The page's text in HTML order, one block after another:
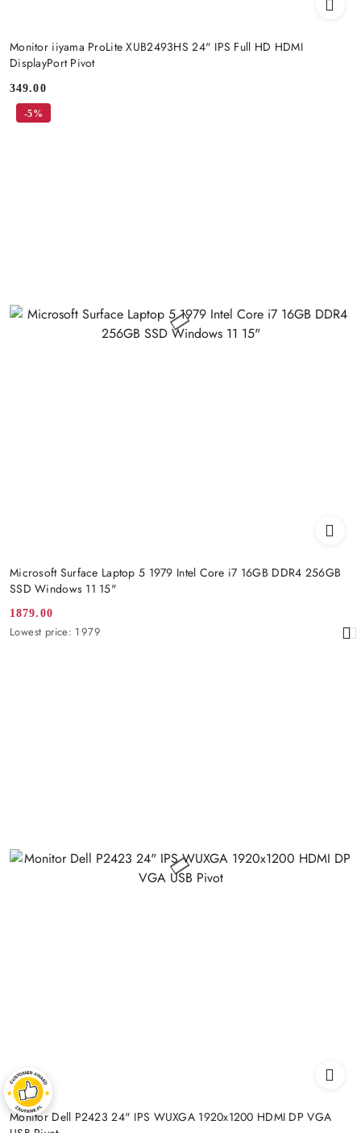
Monitor iiyama ProLite XUB2493HS 24" IPS Full HD HDMI
DisplayPort Pivot
Price:
349.00
Microsoft Surface Laptop 5 1979 Intel Core i7 16GB DDR4 256GB
SSD Windows 11 15"
Promotion
price:
1879.00
Lowest
Lowest price: 1979
-5%
Monitor Dell P2423 24" IPS WUXGA 1920x1200 HDMI DP VGA